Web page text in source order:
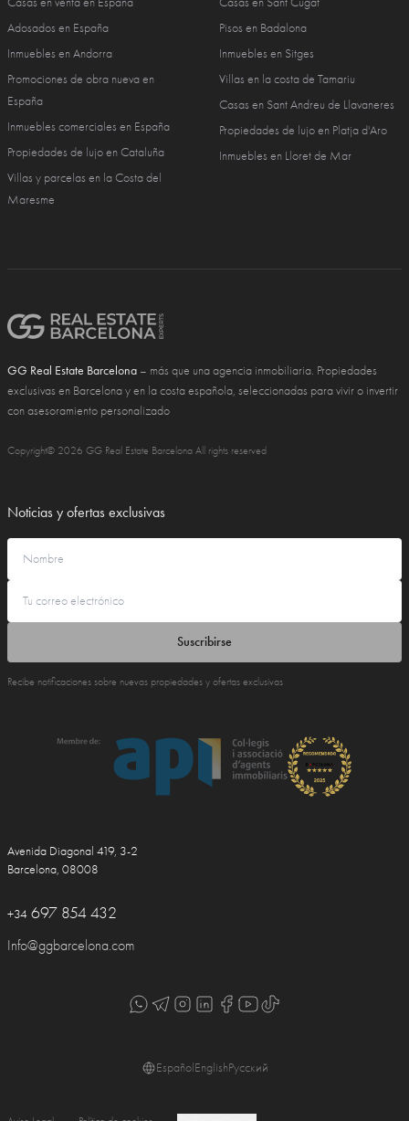
Adosados en España
Inmuebles en Andorra
Promociones de obra nueva en
España
Inmuebles comerciales en España
Propiedades de lujo en Cataluña
Villas y parcelas en la Costa del
Maresme
Pisos en Badalona
Inmuebles en Sitges
Villas en la costa de Tamariu
Casas en Sant Andreu de Llavaneres
Propiedades de lujo en Platja d'Aro
Inmuebles en Lloret de Mar
GG Real Estate Barcelona – más que una agencia inmobiliaria. Propiedades
exclusivas en Barcelona y en la costa española, seleccionadas para vivir o invertir
con asesoramiento personalizado
Copyright© 2026 GG Real Estate Barcelona All rights reserved
Noticias y ofertas exclusivas
Suscribirse
Recibe notificaciones sobre nuevas propiedades y ofertas exclusivas
Avenida Diagonal 419, 3-2
Barcelona, 08008
+34 697 854 432
Info@ggbarcelona.com
EspañolEnglishРусский